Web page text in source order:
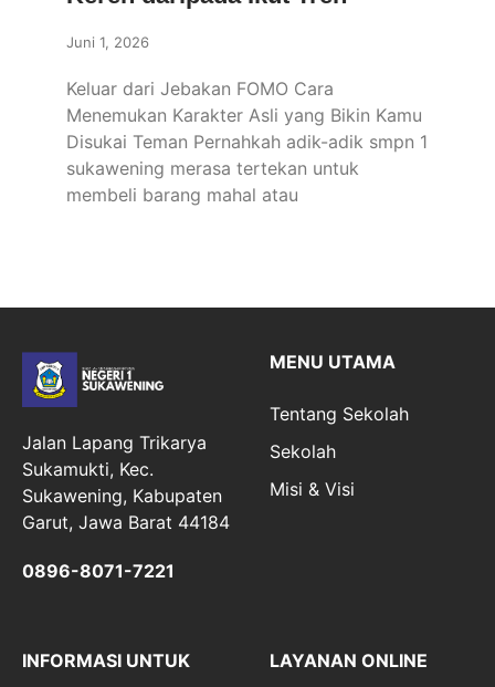
Juni 1, 2026
Keluar dari Jebakan FOMO Cara
Menemukan Karakter Asli yang Bikin Kamu
Disukai Teman Pernahkah adik-adik smpn 1
sukawening merasa tertekan untuk
membeli barang mahal atau
Jalan Lapang Trikarya
Sukamukti, Kec.
Sukawening, Kabupaten
Garut, Jawa Barat 44184
0896-8071-7221
MENU UTAMA
Tentang Sekolah
Sekolah
Misi & Visi
INFORMASI UNTUK LAYANAN ONLINE